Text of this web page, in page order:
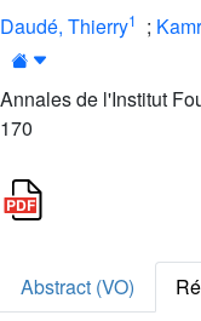
Daudé, Thierry1 ;
Annales de l'Institut
170
Abstract (VO)